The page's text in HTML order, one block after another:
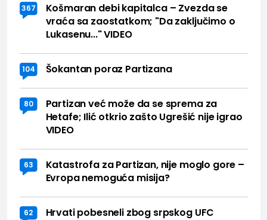
367
Košmaran debi kapitalca – Zvezda se
vraća sa zaostatkom; "Da zaključimo o
Lukasenu..." VIDEO
104 Šokantan poraz Partizana
80
Partizan već može da se sprema za
Hetafe; Ilić otkrio zašto Ugrešić nije igrao
VIDEO
63
Katastrofa za Partizan, nije moglo gore –
Evropa nemoguća misija?
62
Hrvati pobesneli zbog srpskog UFC